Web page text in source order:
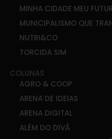
MINHA CIDADE MEU
MUNICIPALISMO QUE
NUTRI&CO
TORCIDA SIM
COLUNAS
AGRO & COOP
ARENA DE IDEIAS
ARENA DIGITAL
ALÉM DO DIVÃ